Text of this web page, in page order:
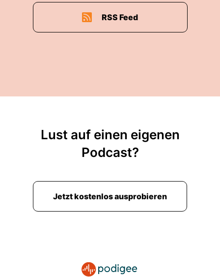
RSS Feed
Lust auf einen eigenen
Podcast?
Jetzt kostenlos ausprobieren